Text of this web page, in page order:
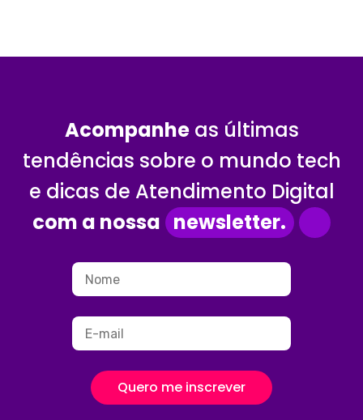
Acompanheas últimas
tendências sobre o mundo tech
e dicas de Atendimento Digital
com a nossa newsletter.
Quero me inscrever